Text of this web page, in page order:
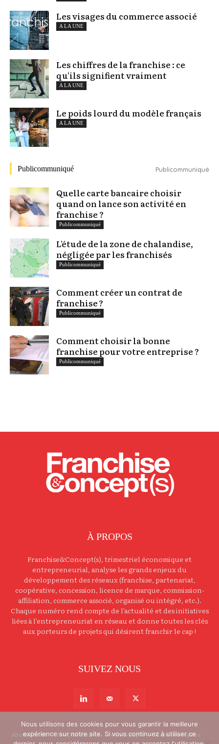
Les visages du commerce associé
A LA UNE
Les chiffres de la franchise : ce
qu’ils signifient vraiment
A LA UNE
Le poids lourd du modèle français
A LA UNE
Publicommuniqué Publicommuniqué
Quelle carte bancaire choisir
quand on lance son activité en
franchise ?
Publicommuniqué
L’étude de la zone de chalandise,
négligée par les franchisés
Publicommuniqué
Comment créer un contrat de
franchise ?
Publicommuniqué
Comment choisir la bonne
franchise pour votre entreprise ?
Publicommuniqué
À PROPOS
Franchise&Concept(s), trimestriel économique et
entrepreneurial, analyse les grands enjeux du
développement des réseaux (franchise, partenariat,
coopérative, concession, licence de marque, commission-
affiliation, commerce associé, organisé ou intégré, etc.).
Chaque numéro rend compte de l’actualité et des initiatives
liées à l’entrepreneuriat en réseau et donne toutes les clés
aux porteurs de projets qui désirent franchir le cap !
SUIVEZ NOUS
Abonnement Nos partenaires Mon Compte
Mentions légales
Nous utilisons des cookies pour vous garantir la meilleure
expérience sur notre site. Si vous continuez à utiliser ce